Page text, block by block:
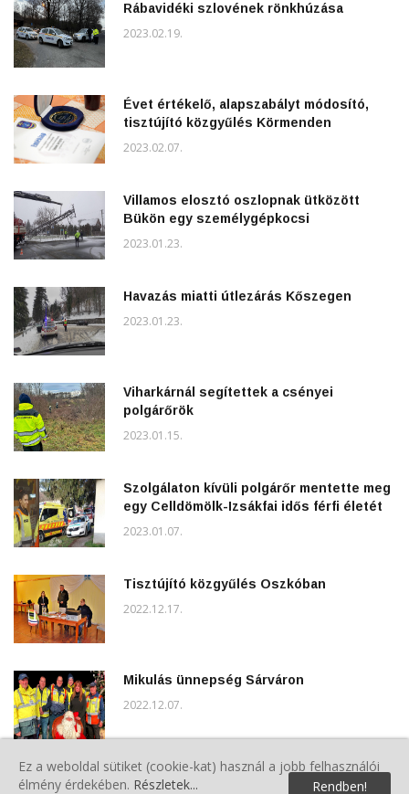
Rábavidéki szlovének rönkhúzása
2023.02.19.
Évet értékelő, alapszabályt módosító,
tisztújító közgyűlés Körmenden
2023.02.07.
Villamos elosztó oszlopnak ütközött
Bükön egy személygépkocsi
2023.01.23.
Havazás miatti útlezárás Kőszegen
2023.01.23.
Viharkárnál segítettek a csényei
polgárőrök
2023.01.15.
Szolgálaton kívüli polgárőr mentette meg
egy Celldömölk-Izsákfai idős férfi életét
2023.01.07.
Tisztújító közgyűlés Oszkóban
2022.12.17.
Mikulás ünnepség Sárváron
2022.12.07.
Sűrű nap Sárváron
Ez a weboldal sütiket (cookie-kat) használ a jobb felhasználói
élmény érdekében. Részletek... Rendben!